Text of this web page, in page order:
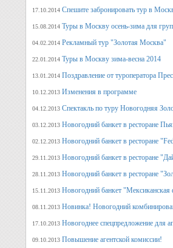
17.10.2014 Спешите забронировать тур в
15.08.2014 Туры в Москву осень-зима для
04.02.2014 Рекламный тур "Золотая Москва"
22.01.2014 Туры в Москву зима-весна 2014
13.01.2014 Поздравление от туроператора
10.12.2013 Изменения в программе
04.12.2013 Спектакль по туру Новогодняя
03.12.2013 Новогодний банкет в ресторане
02.12.2013 Новогодний банкет в ресторане
29.11.2013 Новогодний банкет в ресторане
28.11.2013 Новогодний банкет в ресторане
15.11.2013 Новогодний банкет
08.11.2013 Новинка! Новогодний
17.10.2013 Новогоднее спецпредложение для
09.10.2013 Повышение агентской комиссии!